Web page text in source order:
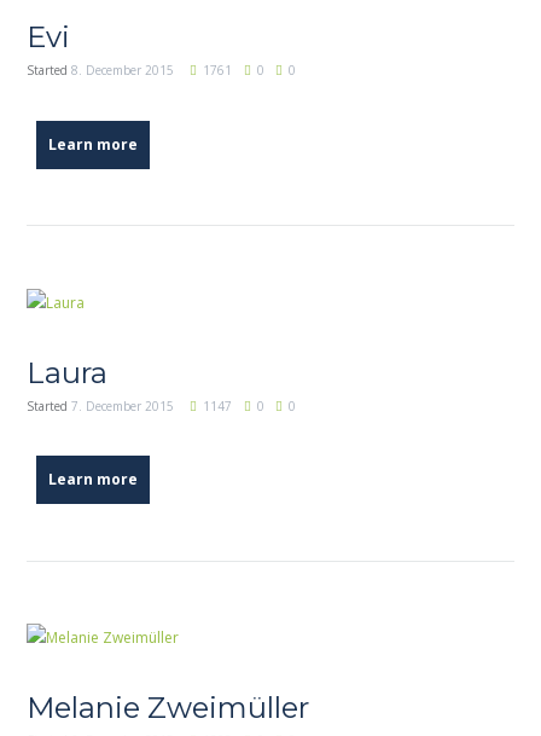
Evi
Started8. December 2015 1761 0 0
Learn more
Laura
Started7. December 2015 1147 0 0
Learn more
Melanie Zweimüller